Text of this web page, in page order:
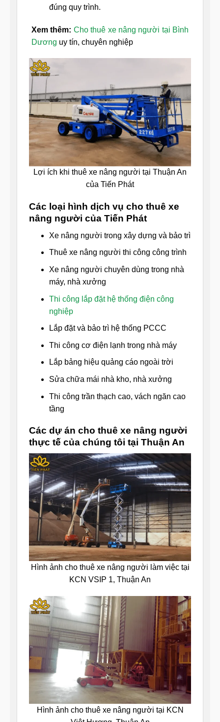
đúng quy trình.
Xem thêm: Cho thuê xe nâng người tại Bình
Dương uy tín, chuyên nghiệp
Lợi ích khi thuê xe nâng người tại Thuận An
của Tiến Phát
Các loại hình dịch vụ cho thuê xe
nâng người của Tiến Phát
Xe nâng người trong xây dựng và bảo trì
Thuê xe nâng người thi công công trình
Xe nâng người chuyên dùng trong nhà
máy, nhà xưởng
Thi công lắp đặt hệ thống điện công
nghiệp
Lắp đặt và bảo trì hệ thống PCCC
Thi công cơ điện lạnh trong nhà máy
Lắp bảng hiệu quảng cáo ngoài trời
Sửa chữa mái nhà kho, nhà xưởng
Thi công trần thạch cao, vách ngăn cao
tầng
Các dự án cho thuê xe nâng người
thực tế của chúng tôi tại Thuận An
Hình ảnh cho thuê xe nâng người làm việc tại
KCN VSIP 1, Thuận An
Hình ảnh cho thuê xe nâng người tại KCN